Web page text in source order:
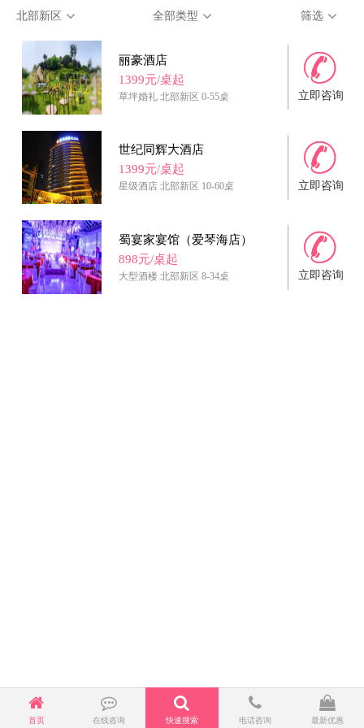
北部新区 全部类型 筛选
丽豪酒店
1399元/桌起
草坪婚礼 北部新区 0-55桌 立即咨询
世纪同辉大酒店
1399元/桌起
星级酒店 北部新区 10-60桌 立即咨询
蜀宴家宴馆（爱琴海店）
898元/桌起
大型酒楼 北部新区 8-34桌 立即咨询
首页 在线咨询 快速搜索 电话咨询 最新优惠